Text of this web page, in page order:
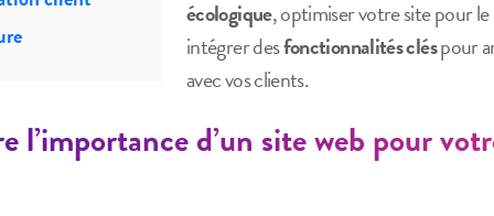
écologique, optimiser votre site pour le
intégrer desfonctionnalités cléspour
avec vos clients.
l’importance d’un site web pour